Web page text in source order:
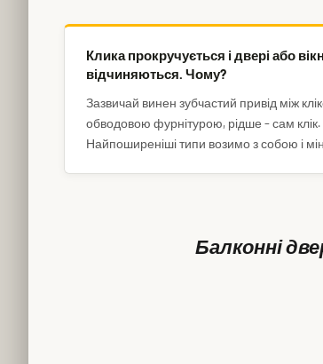
Клика прокручується і двері або
відчиняються. Чому?
Зазвичай винен зубчастий привід між
обводовою фурнітурою, рідше – сам клік.
Найпоширеніші типи возимо з собою і
Балконні